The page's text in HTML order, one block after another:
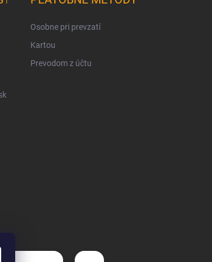
Osobne pri prevzatí
Kartou
Prevodom z účtu